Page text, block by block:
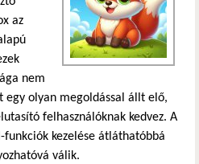
az
nem
olyan megoldással állt elő,
felhasználóknak kedvez. A
funkciók kezelése átláthatóbbá
válik.